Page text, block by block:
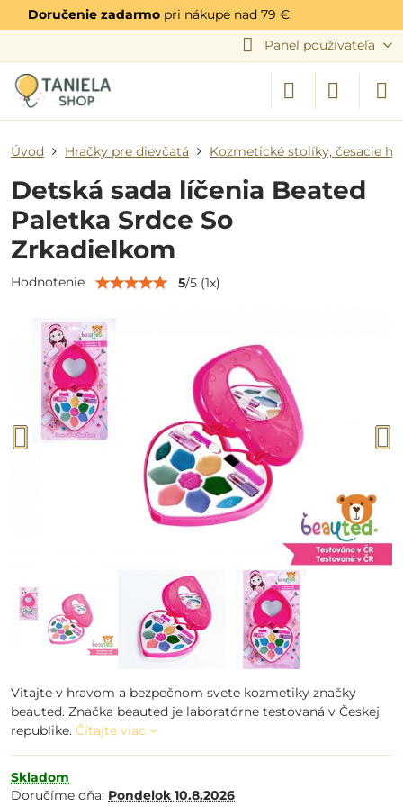
Doručenie zadarmo pri nákupe nad 79 €.
Panel používateľa
Úvod Hračky pre dievčatá Kozmetické stolíky, česacie
Detská sada líčenia Beated
Paletka Srdce So
Zrkadielkom
Hodnotenie 5/5 (1x)
Vitajte v hravom a bezpečnom svete kozmetiky značky
beauted. Značka beauted je laboratórne testovaná v Českej
republike. Čítajte viac
Skladom
Doručíme dňa: Pondelok 10.8.2026